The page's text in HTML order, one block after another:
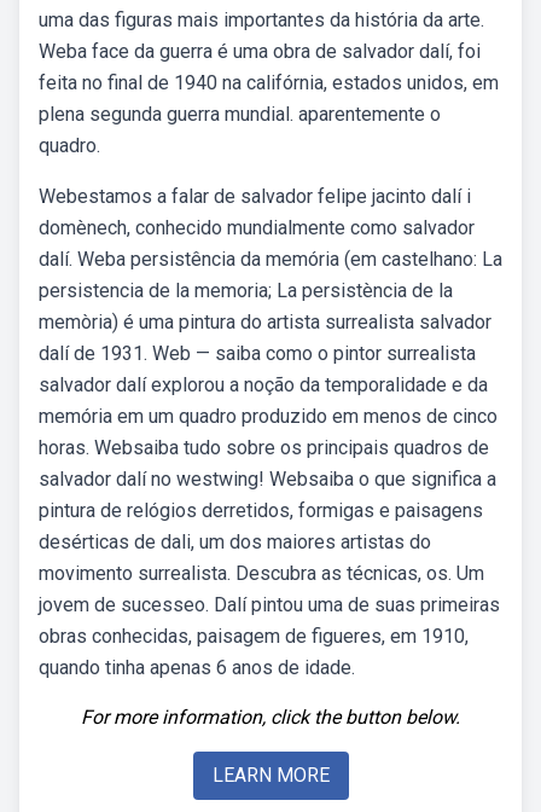
uma das figuras mais importantes da história da arte.
Weba face da guerra é uma obra de salvador dalí, foi
feita no final de 1940 na califórnia, estados unidos, em
plena segunda guerra mundial. aparentemente o
quadro.
Webestamos a falar de salvador felipe jacinto dalí i
domènech, conhecido mundialmente como salvador
dalí. Weba persistência da memória (em castelhano: La
persistencia de la memoria; La persistència de la
memòria) é uma pintura do artista surrealista salvador
dalí de 1931. Web — saiba como o pintor surrealista
salvador dalí explorou a noção da temporalidade e da
memória em um quadro produzido em menos de cinco
horas. Websaiba tudo sobre os principais quadros de
salvador dalí no westwing! Websaiba o que significa a
pintura de relógios derretidos, formigas e paisagens
desérticas de dali, um dos maiores artistas do
movimento surrealista. Descubra as técnicas, os. Um
jovem de sucesseo. Dalí pintou uma de suas primeiras
obras conhecidas, paisagem de figueres, em 1910,
quando tinha apenas 6 anos de idade.
For more information, click the button below.
LEARN MORE